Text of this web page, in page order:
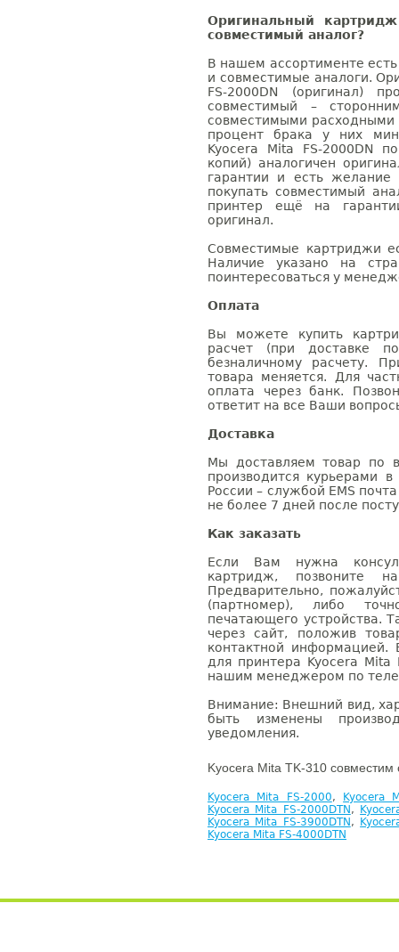
Оригинальный
совместимый аналог?
В нашем ассортименте
и совместимые аналоги.
FS-2000DN (оригинал)
совместимый –
совместимыми расходными
процент брака у них
Kyocera Mita FS-2000DN
копий) аналогичен
гарантии и есть
покупать совместимый
принтер ещё на
оригинал.
Совместимые картриджи
Наличие указано на
поинтересоваться у
Оплата
Вы можете купить
расчет (при доставке
безналичному расчету.
товара меняется. Для
оплата через банк.
ответит на все Ваши
Доставка
Мы доставляем товар по
производится курьерами
России – службой EMS
не более 7 дней после
Как заказать
Если Вам нужна
картридж, позвоните
Предварительно,
(партномер), либо
печатающего устройства.
через сайт, положив
контактной информацией.
для принтера Kyocera Mita
нашим менеджером по
Внимание: Внешний вид,
быть изменены
уведомления.
Kyocera Mita TK-310 совместим
Kyocera Mita FS-2000,
Kyocera
Kyocera Mita FS-2000DTN ,
Kyocera Mita FS-3900DTN ,
Kyocera Mita FS-4000DTN